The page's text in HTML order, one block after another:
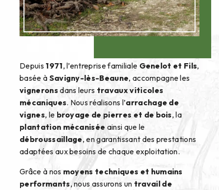
Depuis 1971, l’entreprise familiale Genelot et Fils,
basée à Savigny-lès-Beaune, accompagne les
vignerons dans leurs travaux viticoles
mécaniques. Nous réalisons l’arrachage de
vignes, le broyage de pierres et de bois, la
plantation mécanisée ainsi que le
débroussaillage, en garantissant des prestations
adaptées aux besoins de chaque exploitation.
Grâce à nos moyens techniques et humains
performants, nous assurons un travail de